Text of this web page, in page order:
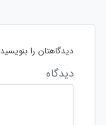
دیدگاهتان را بنویسید
دیدگاه